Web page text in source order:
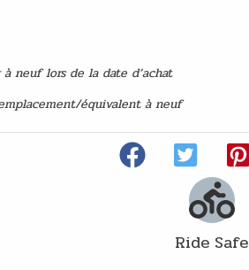
neuf lors de la date d’achat
équivalent à neuf
Ride Safe